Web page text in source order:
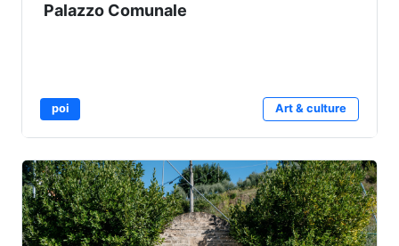
Palazzo Comunale
poi Art & culture